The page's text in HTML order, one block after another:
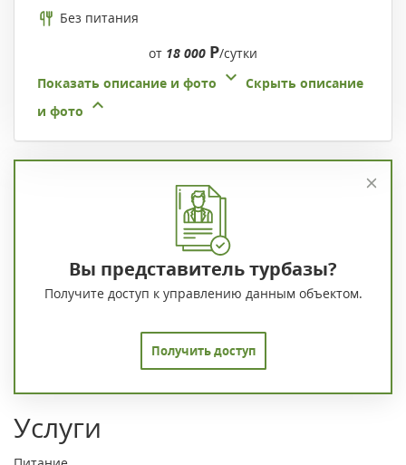
Без питания
от 18 000 Р/сутки
Показать описание и фото
Скрыть описание
и фото
Вы представитель турбазы?
Получите доступ к управлению данным объектом.
Получить доступ
Услуги